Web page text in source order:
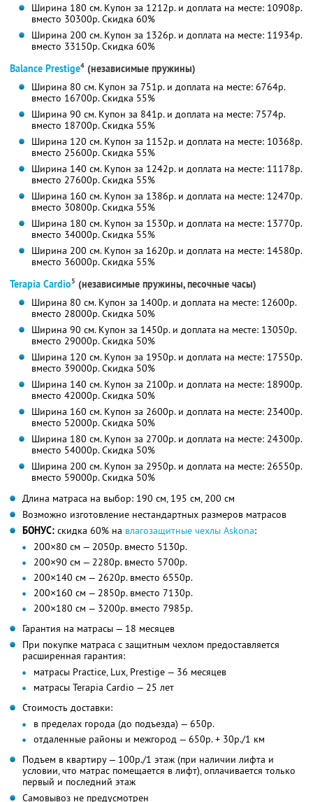
Ширина 180 см. Купон за 1212р. и доплата на месте: 10908р.
вместо 30300р.Скидка 60%
Ширина 200 см. Купон за 1326р. и доплата на месте: 11934р.
вместо 33150р.Скидка 60%
Balance Prestige4 (независимые пружины)
Ширина 80 см. Купон за 751р. и доплата на месте: 6764р.
вместо 16700р.Скидка 55%
Ширина 90 см. Купон за 841р. и доплата на месте: 7574р.
вместо 18700р.Скидка 55%
Ширина 120 см. Купон за 1152р. и доплата на месте: 10368р.
вместо 25600р.Скидка 55%
Ширина 140 см. Купон за 1242р. и доплата на месте: 11178р.
вместо 27600р.Скидка 55%
Ширина 160 см. Купон за 1386р. и доплата на месте: 12470р.
вместо 30800р.Скидка 55%
Ширина 180 см. Купон за 1530р. и доплата на месте: 13770р.
вместо 34000р.Скидка 55%
Ширина 200 см. Купон за 1620р. и доплата на месте: 14580р.
вместо 36000р.Скидка 55%
Terapia Cardio5 (независимые пружины, песочные часы)
Ширина 80 см. Купон за 1400р. и доплата на месте: 12600р.
вместо 28000р.Скидка 50%
Ширина 90 см. Купон за 1450р. и доплата на месте: 13050р.
вместо 29000р.Скидка 50%
Ширина 120 см. Купон за 1950р. и доплата на месте: 17550р.
вместо 39000р.Скидка 50%
Ширина 140 см. Купон за 2100р. и доплата на месте: 18900р.
вместо 42000р.Скидка 50%
Ширина 160 см. Купон за 2600р. и доплата на месте: 23400р.
вместо 52000р.Скидка 50%
Ширина 180 см. Купон за 2700р. и доплата на месте: 24300р.
вместо 54000р.Скидка 50%
Ширина 200 см. Купон за 2950р. и доплата на месте: 26550р.
вместо 59000р.Скидка 50%
Длина матраса на выбор: 190 см, 195 см, 200 см
Возможно изготовление нестандартных размеров матрасов
БОНУС: скидка 60% на влагозащитные чехлы Askona:
200×80 см — 2050р. вместо 5130р.
200×90 см — 2280р. вместо 5700р.
200×140 см — 2620р. вместо 6550р.
200×160 см — 2850р. вместо 7130р.
200×180 см — 3200р. вместо 7985р.
Гарантия на матрасы — 18 месяцев
При покупке матраса с защитным чехлом предоставляется
расширенная гарантия:
матрасы Practice, Lux, Prestige — 36 месяцев
матрасы Terapia Cardio — 25 лет
Стоимость доставки:
в пределах города (до подъезда) — 650р.
отдаленные районы и межгород — 650р. + 30р./1 км
Подъем в квартиру — 100р./1 этаж (при наличии лифта и
условии, что матрас помещается в лифт), оплачивается только
первый и последний этаж
Самовывоз не предусмотрен